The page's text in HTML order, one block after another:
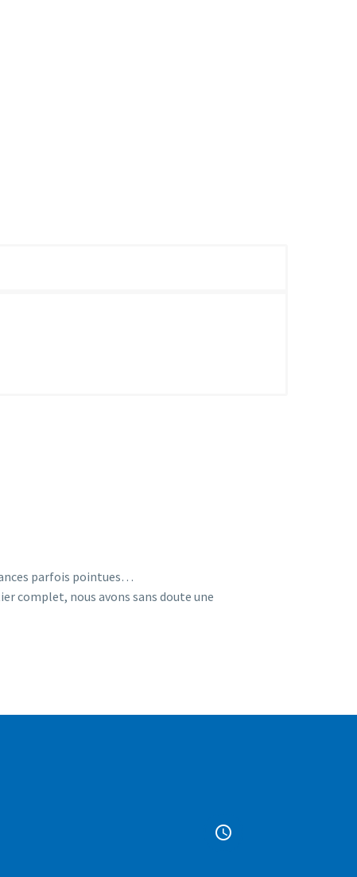
parfois pointues…
complet, nous avons sans doute une

